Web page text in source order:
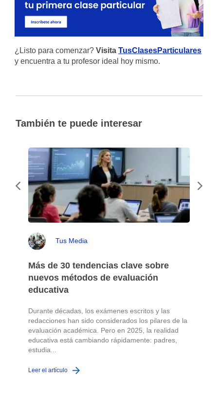
¿Listo para comenzar? Visita TusClasesParticulares
y encuentra a tu profesor ideal hoy mismo.
También te puede interesar
Tus Media
Más de 30 tendencias clave sobre
nuevos métodos de evaluación
educativa
Durante décadas, los exámenes escritos y las
redacciones han sido considerados los pilares de la
evaluación académica. Pero en 2025, la realidad
educativa está cambiando rápidamente: padres,
estudia...
Leer el artículo